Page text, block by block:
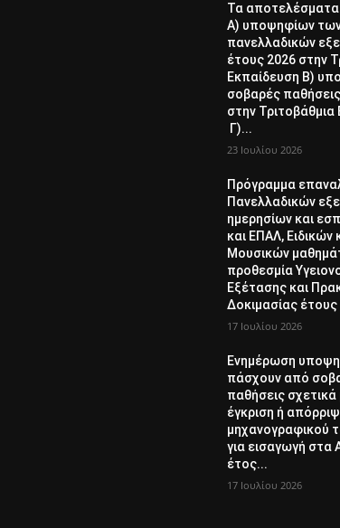
Τα αποτελέσματα
Α) υποψηφίων
πανελλαδικών
έτους 2026 στην
Εκπαίδευση Β)
σοβαρές
στην Τριτοβάθμια
Γ)...
23 Ιουλίου 2026
Πρόγραμμα
Πανελλαδικών
ημερησίων και
και ΕΠΑΛ, Ειδικών
Μουσικών
προθεσμία
Εξέτασης και
Δοκιμασίας έτους
17 Ιουλίου 2026
Ενημέρωση
πάσχουν από
παθήσεις σχετικά
έγκριση ή
μηχανογραφικού
για εισαγωγή στα
έτος...
17 Ιουλίου 2026